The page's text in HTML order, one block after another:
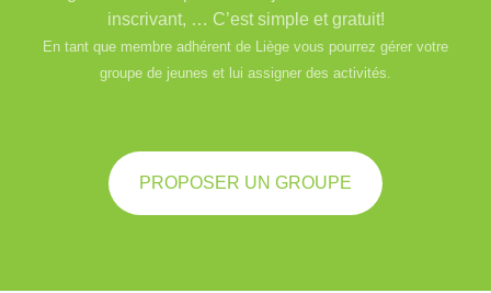
inscrivant, … C’est simple et gratuit!
En tant que membre adhérent de Liège vous pourrez gérer votre
groupe de jeunes et lui assigner des activités.
PROPOSER UN GROUPE